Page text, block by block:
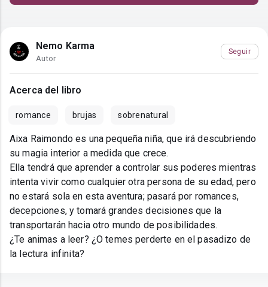
Nemo Karma
Autor
Seguir
Acerca del libro
romance brujas sobrenatural
Aixa Raimondo es una pequeña niña, que irá descubriendo
su magia interior a medida que crece.
Ella tendrá que aprender a controlar sus poderes mientras
intenta vivir como cualquier otra persona de su edad, pero
no estará sola en esta aventura; pasará por romances,
decepciones, y tomará grandes decisiones que la
transportarán hacia otro mundo de posibilidades.
¿Te animas a leer? ¿O temes perderte en el pasadizo de
la lectura infinita?